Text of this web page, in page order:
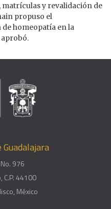
y revalidación de
propuso el
homeopatía en la
aprobó.
976
C.P. 44100
México